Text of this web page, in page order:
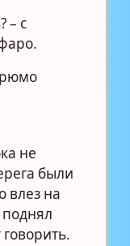
– с
не
были
влез на
говорить.